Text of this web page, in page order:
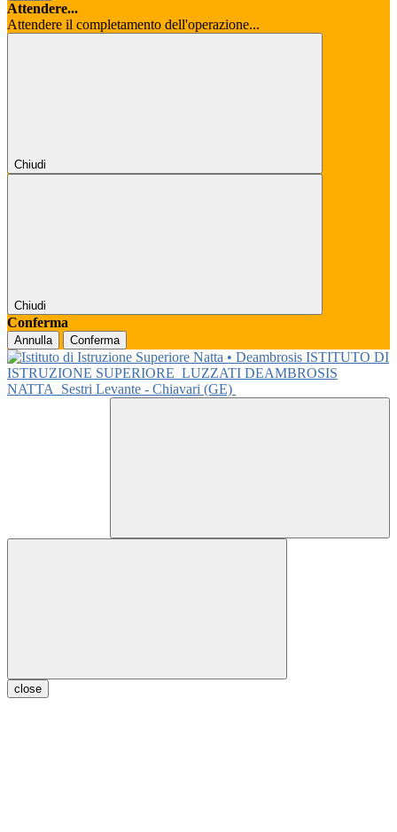
Attendere...
Attendere il completamento dell'operazione...
Chiudi
Chiudi
Conferma
Annulla Conferma
ISTITUTO DI
ISTRUZIONE SUPERIORE LUZZATI DEAMBROSIS
NATTA
Sestri Levante - Chiavari (GE)
close